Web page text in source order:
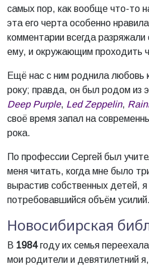
самых пор, как вообще что-то
эта его черта особенно
комментарии всегда разряжали
ему, и окружающим проходить
Ещё нас с ним роднила любовь
року; правда, он был родом из
Deep Purple, Led Zeppelin,
своё время запал на
рока.
По профессии Сергей был
меня читать, когда мне было
вырастив собственных детей, я
потребовавшийся объём усилий.
Новосибирская
В 1984году их семья
мои родители и девятилетний